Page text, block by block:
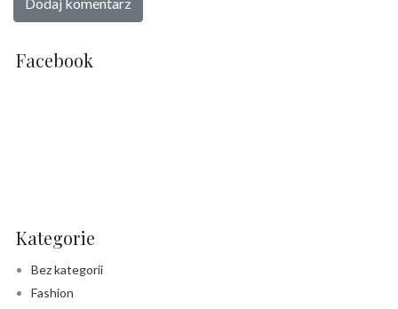
Facebook
Kategorie
Bez kategorii
Fashion